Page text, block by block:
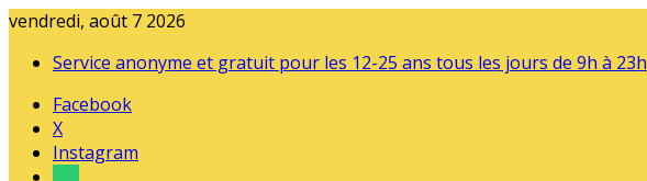
vendredi, août 7 2026
Service anonyme et gratuit pour les 12-25 ans tous les jours de 9h à 23h
Facebook
X
Instagram